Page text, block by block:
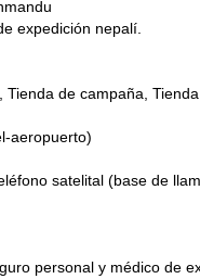
expedición nepalí.
de campaña,
aeropuerto)
satelital (base de
personal y médico de